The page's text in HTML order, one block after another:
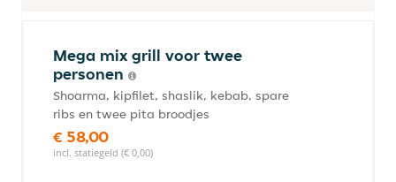
Mega mix grill voor twee
personen
Shoarma, kipfilet, shaslik, kebab, spare
ribs en twee pita broodjes
€ 58,00
incl. statiegeld (€ 0,00)